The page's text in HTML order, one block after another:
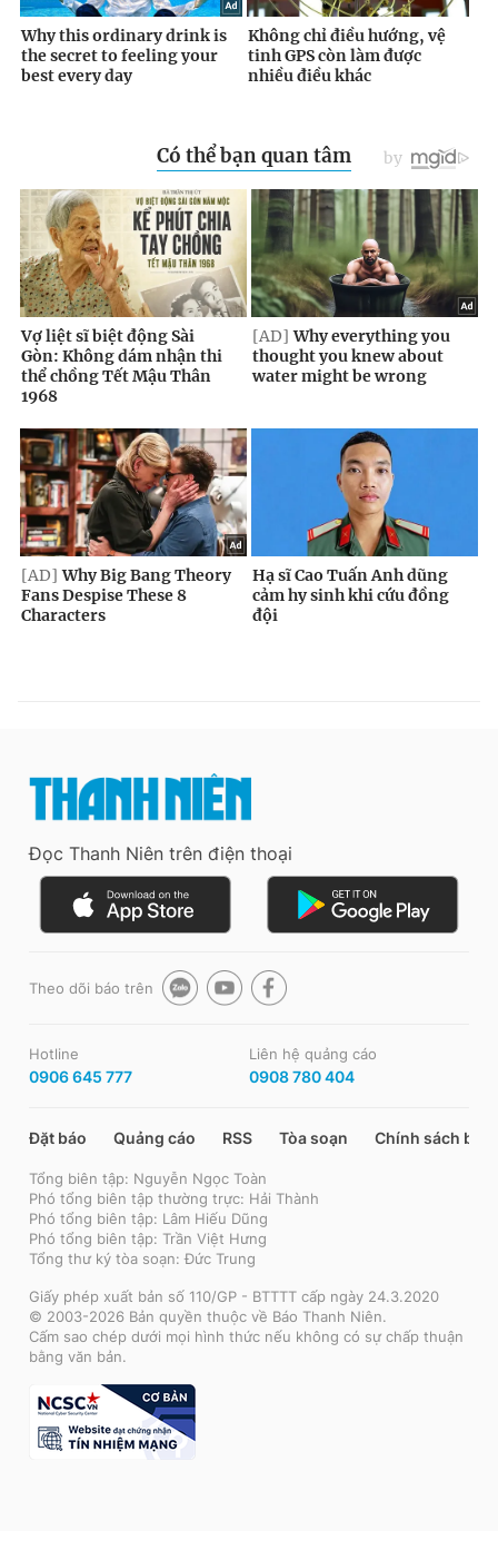
Đọc Thanh Niên trên điện thoại
Theo dõi báo trên
Hotline
0906 645 777
Liên hệ quảng cáo
0908 780 404
Đặt báo Quảng cáo RSS Tòa soạn Chính sách bảo
Tổng biên tập: Nguyễn Ngọc Toàn
Phó tổng biên tập thường trực: Hải Thành
Phó tổng biên tập: Lâm Hiếu Dũng
Phó tổng biên tập: Trần Việt Hưng
Tổng thư ký tòa soạn: Đức Trung
Giấy phép xuất bản số 110/GP - BTTTT cấp ngày 24.3.2020
© 2003-2026 Bản quyền thuộc về Báo Thanh Niên.
Cấm sao chép dưới mọi hình thức nếu không có sự chấp thuận
bằng văn bản.